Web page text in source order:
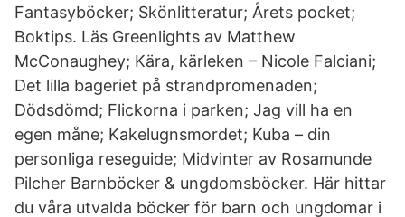
Fantasyböcker; Skönlitteratur; Årets pocket;
Boktips. Läs Greenlights av Matthew
McConaughey; Kära, kärleken – Nicole Falciani;
Det lilla bageriet på strandpromenaden;
Dödsdömd; Flickorna i parken; Jag vill ha en
egen måne; Kakelugnsmordet; Kuba – din
personliga reseguide; Midvinter av Rosamunde
Pilcher Barnböcker & ungdomsböcker. Här hittar
du våra utvalda böcker för barn och ungdomar i